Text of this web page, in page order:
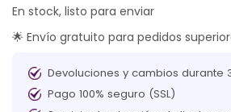
En stock, listo para enviar
🌟 Envío gratuito para pedidos
Devoluciones y cambios durante
Pago 100% seguro (SSL)